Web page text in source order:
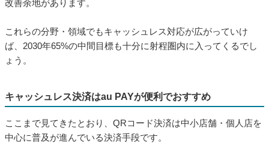
改善余地があります。
これらの分野・領域でもキャッシュレス対応が広がっていけ
ば、2030年65%の中間目標も十分に射程圏内に入ってくるでし
ょう。
キャッシュレス決済はau PAYが便利でおすすめ
ここまで見てきたとおり、QRコード決済は中小店舗・個人店を
中心に普及が進んでいる決済手段です。